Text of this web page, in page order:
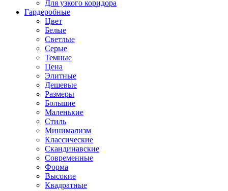
Для узкого коридора
Гардеробные
Цвет
Белые
Светлые
Серые
Темные
Цена
Элитные
Дешевые
Размеры
Большие
Маленькие
Стиль
Минимализм
Классические
Скандинавские
Современные
Форма
Высокие
Квадратные